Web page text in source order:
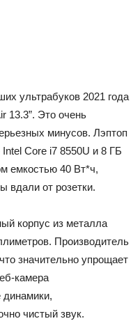
ультрабуков 2021 года
13.3”. Это очень
минусов. Лэптоп
Core i7 8550U и 8 ГБ
емкостью 40 Вт*ч,
вдали от розетки.
корпус из металла
Производитель
значительно упрощает
камера
динамики,
чистый звук.